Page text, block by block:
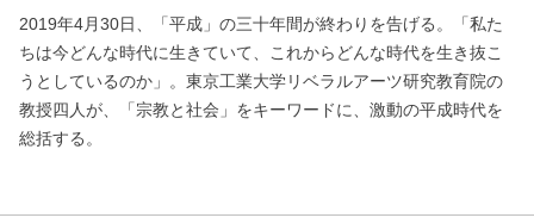
2019年4月30日、「平成」の三十年間が終わりを告げる。「私た
ちは今どんな時代に生きていて、これからどんな時代を生き抜こ
うとしているのか」。東京工業大学リベラルアーツ研究教育院の
教授四人が、「宗教と社会」をキーワードに、激動の平成時代を
総括する。